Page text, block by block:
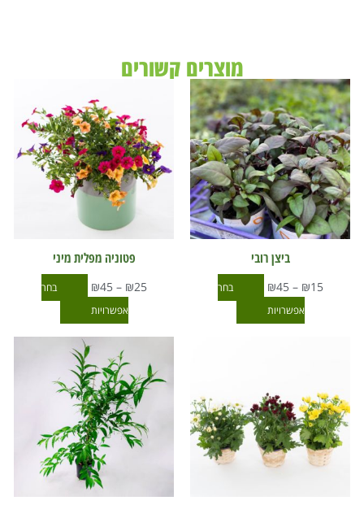
מוצרים קשורים
ביצן רובי
₪15
–
₪45
טווח
מחירים:
⁦₪15⁩
עד
⁦₪45⁩
בחר
אפשרויות
למוצר
זה
יש
מספר
סוגים.
ניתן
לבחור
האפשרויות
בעמוד
פטוניה מפלית מיני
₪25
–
₪45
מחירים:
⁦₪25⁩
עד
⁦₪45⁩
בחר
אפשרויות
זה
יש
מספר
סוגים.
האפשרויות
בעמוד
⁦₪45⁩
מספר
סוגים.
ניתן
טווח
מחירים:
עד
⁦₪125⁩
יש
סוגים.
ניתן